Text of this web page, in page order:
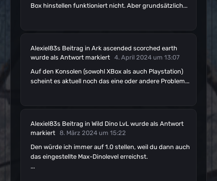
Box hinstellen funktioniert nicht. Aber grundsätzlich...
Alexiel83s Beitrag in Ark ascended scorched earth
wurde als Antwort markiert 4. April 2024 um 13:07
Auf den Konsolen (sowohl XBox als auch Playstation)
scheint es aktuell noch das eine oder andere Problem...
Alexiel83s Beitrag in Wild Dino LvL wurde als Antwort
markiert 8. März 2024 um 15:22
Den würde ich immer auf 1.0 stellen, weil du dann auch
das eingestellte Max-Dinolevel erreichst.
...